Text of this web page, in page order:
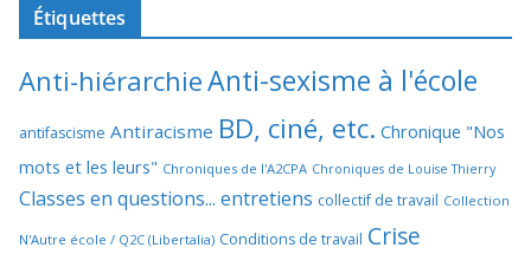
Étiquettes
Anti-hiérarchieAnti-sexisme à l'école
antifascisme Antiracisme BD, ciné, etc. Chronique "Nos
mots et les leurs" Chroniques de l'A2CPA Chroniques de Louise Thierry
Classes en questions... entretiens collectif de travail Collection
N'Autre école / Q2C (Libertalia) Conditions de travail Crise